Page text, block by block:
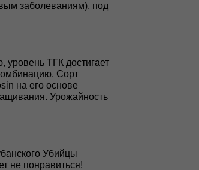
заболеваниям), под
ТГК достигает
Сорт
на его основе
Урожайность
Убийцы
не понравиться!